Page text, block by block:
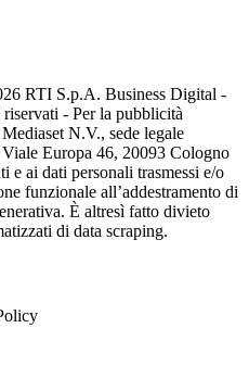
RTI S.p.A. Business Digital -
- Per la pubblicità
N.V., sede legale
Europa 46, 20093 Cologno
e ai dati personali trasmessi e/o
funzionale all’addestramento di
È altresì fatto divieto
di data scraping.